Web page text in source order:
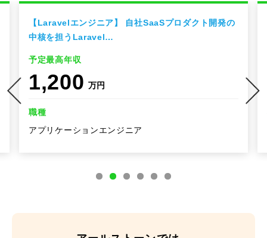
Confidential【自社サービス】自社開発プロダクト
エンジニア（iOS/An…
予定最高年収
700 万円
職種
アプリケーションエンジニア